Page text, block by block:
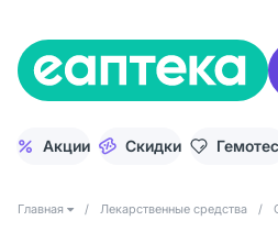
Акции Скидки
Главная / Лекарственные средства /